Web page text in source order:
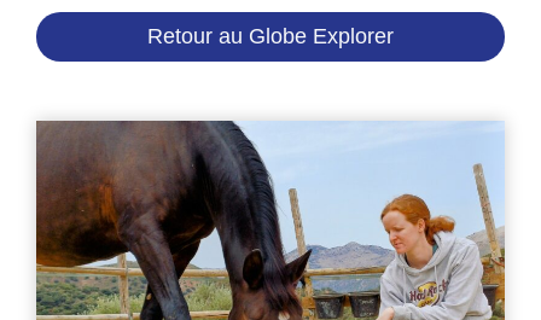
Retour au Globe Explorer